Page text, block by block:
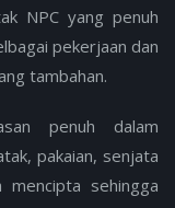
NPC yang penuh
pekerjaan dan
tambahan.
penuh dalam
pakaian, senjata
mencipta sehingga